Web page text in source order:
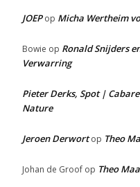
JOEPop Micha Wertheim
Bowie op Ronald Snijders
Verwarring
Pieter Derks, Spot |
Nature
Jeroen Derwortop Theo
Johan de Groof op Theo